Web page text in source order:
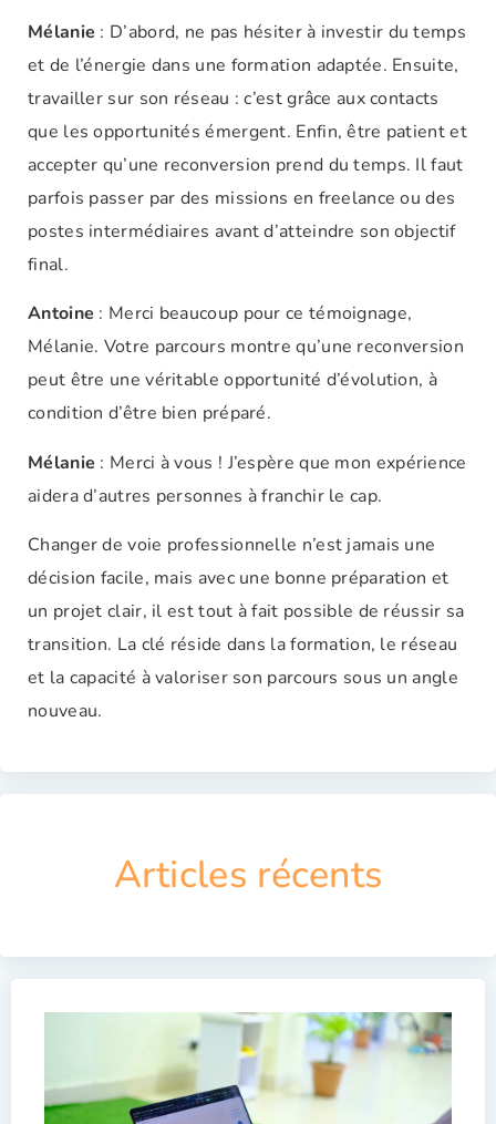
Mélanie : D’abord, ne pas hésiter à investir du temps
et de l’énergie dans une formation adaptée. Ensuite,
travailler sur son réseau : c’est grâce aux contacts
que les opportunités émergent. Enfin, être patient et
accepter qu’une reconversion prend du temps. Il faut
parfois passer par des missions en freelance ou des
postes intermédiaires avant d’atteindre son objectif
final.
Antoine : Merci beaucoup pour ce témoignage,
Mélanie. Votre parcours montre qu’une reconversion
peut être une véritable opportunité d’évolution, à
condition d’être bien préparé.
Mélanie : Merci à vous ! J’espère que mon expérience
aidera d’autres personnes à franchir le cap.
Changer de voie professionnelle n’est jamais une
décision facile, mais avec une bonne préparation et
un projet clair, il est tout à fait possible de réussir sa
transition. La clé réside dans la formation, le réseau
et la capacité à valoriser son parcours sous un angle
nouveau.
Articles récents